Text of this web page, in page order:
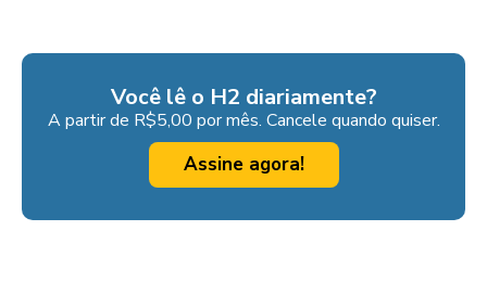
Você lê o H2 diariamente?
A partir de R$5,00 por mês. Cancele quando quiser.
Assine agora!